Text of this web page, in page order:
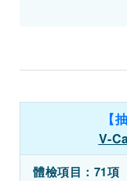
【
V-
體檢項目：71項